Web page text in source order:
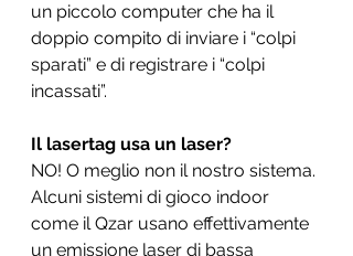
un piccolo computer che ha il
doppio compito di inviare i “colpi
sparati” e di registrare i “colpi
incassati”.
Il lasertag usa un laser?
NO! O meglio non il nostro sistema.
Alcuni sistemi di gioco indoor
come il Qzar usano effettivamente
un emissione laser di bassa